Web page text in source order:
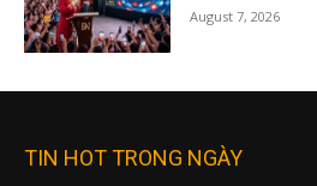
August 7, 2026
TIN HOT TRONG NGÀY